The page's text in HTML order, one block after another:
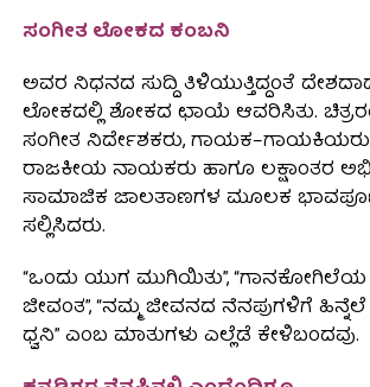
ಸಂಗೀತ ಲೋಕದ ಕಂಬನಿ
ಅವರ ನಿಧನದ ಸುದ್ದಿ ತಿಳಿಯುತ್ತಿದ್ದಂತೆ
ಲೋಕದಲ್ಲಿ ಶೋಕದ ಛಾಯೆ ಆವರಿಸಿತು.
ಸಂಗೀತ ನಿರ್ದೇಶಕರು, ಗಾಯಕ–ಗಾಯಕಿಯರು,
ರಾಜಕೀಯ ನಾಯಕರು ಹಾಗೂ ಲಕ್ಷಾಂತರ
ಸಾಮಾಜಿಕ ಜಾಲತಾಣಗಳ ಮೂಲಕ
ಸಲ್ಲಿಸಿದರು.
“ಒಂದು ಯುಗ ಮುಗಿಯಿತು”,
ಜೀವಂತ”, “ನಮ್ಮ ಜೀವನದ ನೆನಪುಗಳಿಗೆ
ಧ್ವನಿ” ಎಂಬ ಮಾತುಗಳು ಎಲ್ಲೆಡೆ ಕೇಳಿಬಂದವು.